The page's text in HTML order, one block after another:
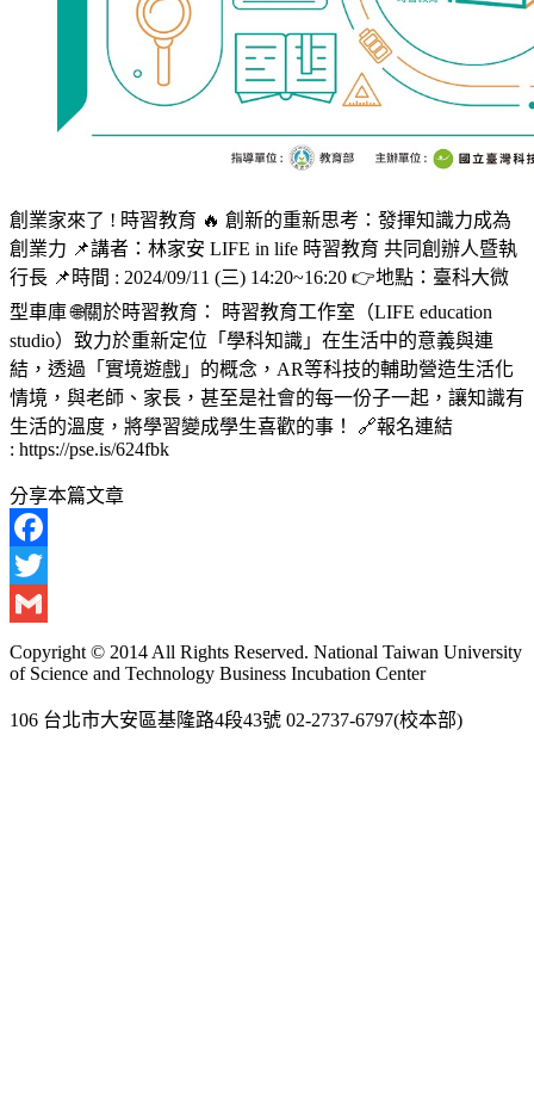
創業家來了 ! 時習教育 🔥 創新的重新思考：發揮知識力成為
創業力 📌講者：林家安 LIFE in life 時習教育 共同創辦人暨執
行長 📌時間 : 2024/09/11 (三) 14:20~16:20 👉地點：臺科大微
型車庫 🌐關於時習教育： 時習教育工作室（LIFE education
studio）致力於重新定位「學科知識」在生活中的意義與連
結，透過「實境遊戲」的概念，AR等科技的輔助營造生活化
情境，與老師、家長，甚至是社會的每一份子一起，讓知識有
生活的溫度，將學習變成學生喜歡的事！ 🔗報名連結
: https://pse.is/624fbk
分享本篇文章
Facebook
Twitter
Gmail
Copyright © 2014 All Rights Reserved. National Taiwan University
of Science and Technology Business Incubation Center
106 台北市大安區基隆路4段43號 02-2737-6797(校本部)